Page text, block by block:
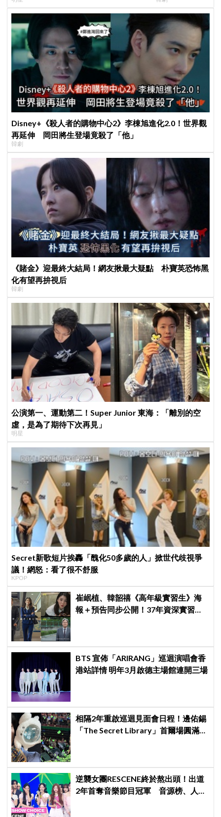
患者順利完成治療 小很多XD
Disney+《殺人者的購物中心2》李棟旭進化2.0！世界觀
再延伸 岡田將生登場竟殺了「他」
韓劇
《賭金》迎最終大結局！網友揪最大疑點 朴寶英恐怖黑
化有望再拚視后
韓劇
公演第一、運動第二！Super Junior 東海：「離別的空
虛，是為了期待下次再見」
明星
Secret新歌短片挨轟「醜化50多歲的人」掀世代歧視爭
議！網怒：看了很不舒服
KPOP
崔岷植、韓韶禧《高年級實習生》海
報＋預告同步公開！37年資深實習生
BTS 宣佈「ARIRANG」巡迴演唱會香
港站詳情 明年3月啟德主場館連開三場
相隔2年重啟巡迴見面會日程！邊佑錫
「The Secret Library」首爾場圓滿結
逆襲女團RESCENE終於熬出頭！出道
2年首奪音樂節目冠軍 音源榜、人氣